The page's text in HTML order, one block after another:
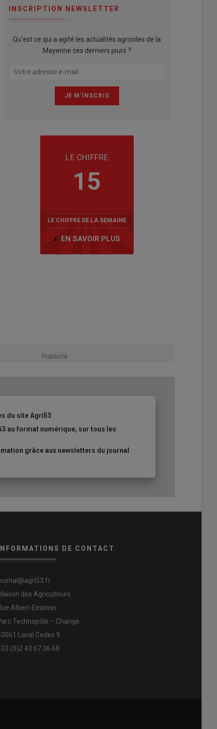
INSCRIPTION NEWSLETTER
Qu’est ce qui a agité les actualités agricoles de la
Mayenne ces derniers jours ?
LE CHIFFRE
15
LE CHIFFRE DE LA SEMAINE
EN SAVOIR PLUS
Publicité
du site Agri53
au format numérique, sur tous les
grâce aux newsletters du journal
INFORMATIONS DE CONTACT
des Agriculteurs
Albert-Einstein
Technopôle – Changé
Laval Cedex 9
(0)2 43 67 36 68